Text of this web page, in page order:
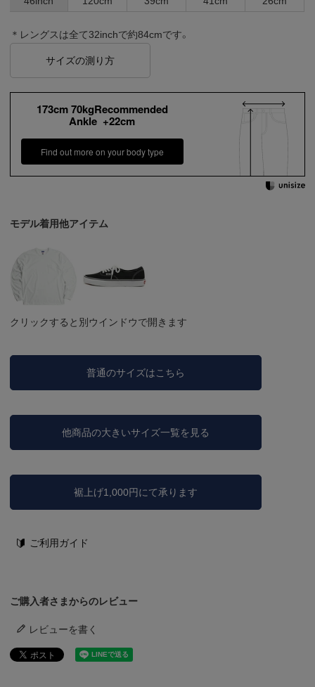
＊レングスは全て32inchで約84cmです。
サイズの測り方
173cm 70kgRecommended
Ankle +22cm
Find out more on your body type
モデル着用他アイテム
クリックすると別ウインドウで開きます
普通のサイズはこちら
他商品の大きいサイズ一覧を見る
裾上げ1,000円にて承ります
ご利用ガイド
ご購入者さまからのレビュー
レビューを書く